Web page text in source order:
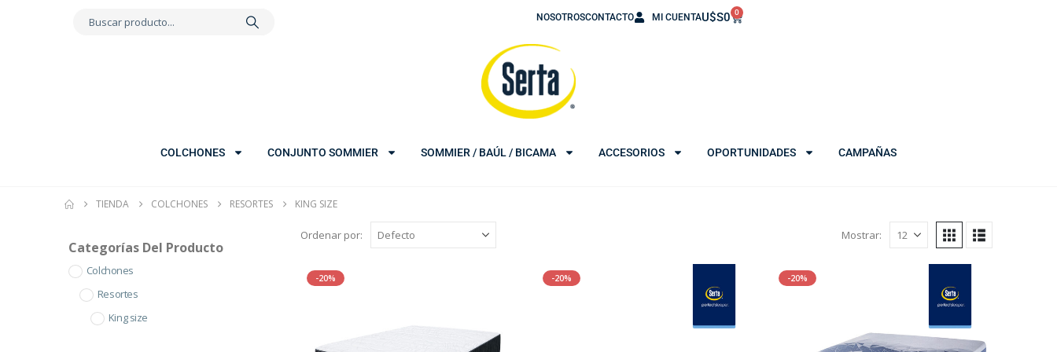
NOSOTROSCONTACTO MI CUENTAU$S0 0
COLCHONES CONJUNTO SOMMIER SOMMIER / BAÚL / BICAMA ACCESORIOS OPORTUNIDADES CAMPAÑAS
TIENDA COLCHONES RESORTES KING SIZE
Ordenar por: Mostrar:
-20% -20% -20%
Categorías Del Producto
Colchones
Resortes
King size